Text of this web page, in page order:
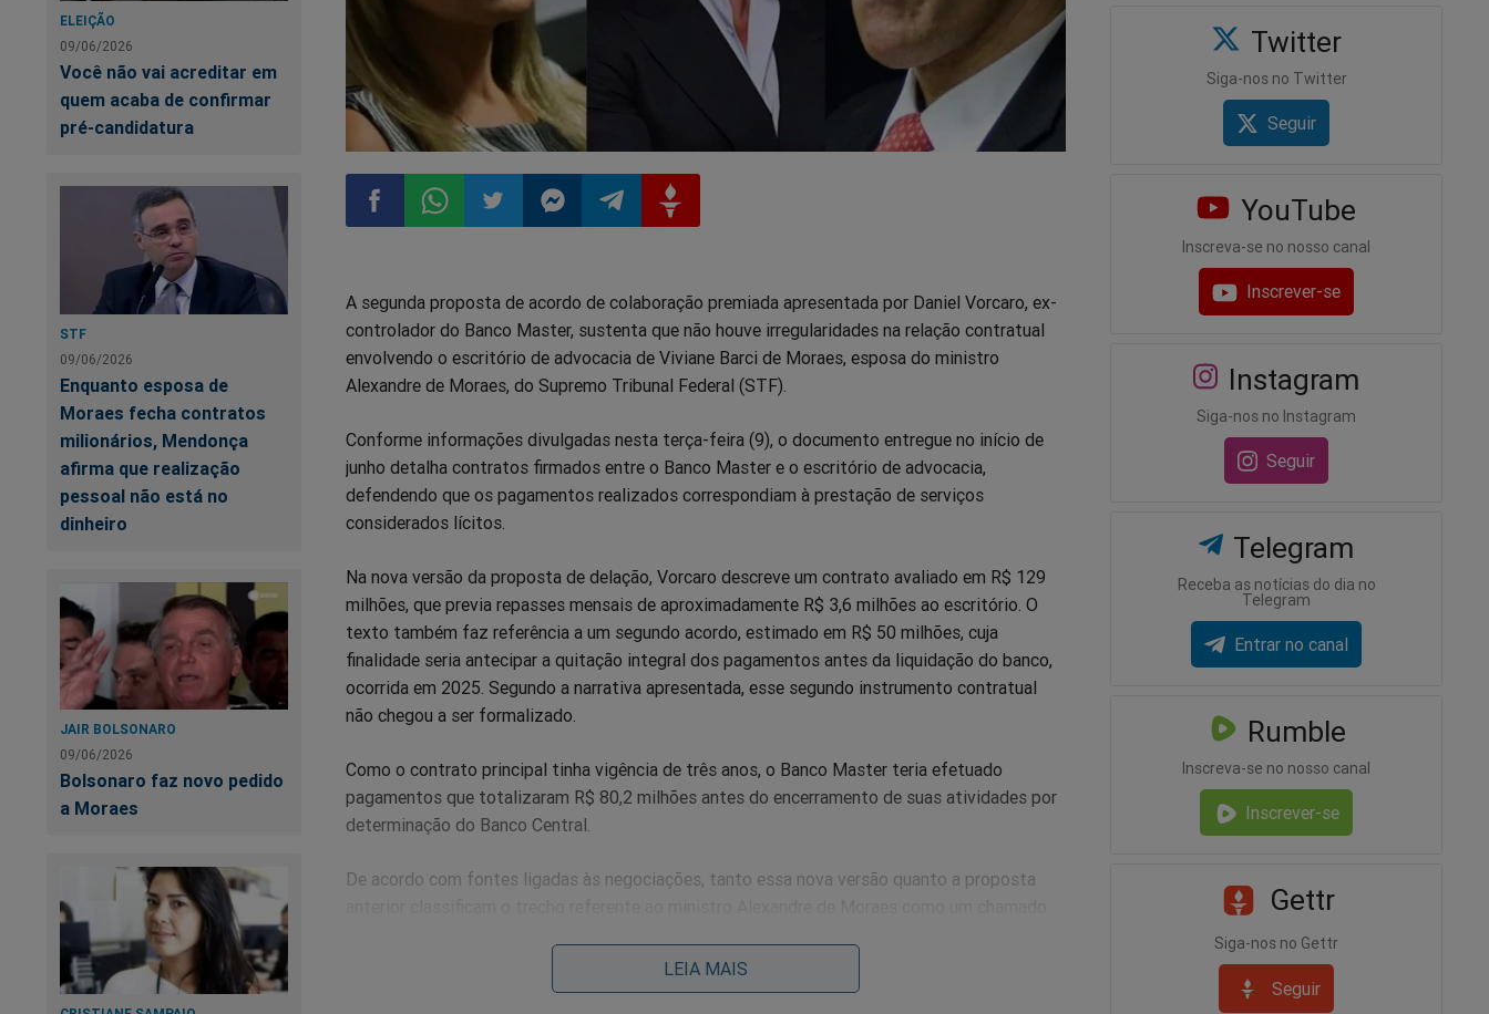
ELEIÇÃO
09/06/2026
Você não vai acreditar em
quem acaba de confirmar
pré-candidatura
STF
09/06/2026
Enquanto esposa de
Moraes fecha contratos
milionários, Mendonça
afirma que realização
pessoal não está no
dinheiro
JAIR BOLSONARO
09/06/2026
Bolsonaro faz novo pedido
a Moraes
no
Facebook
no
Whatsapp
no
Twitter
no
Messenger
no
Telegram
no
Gettr
A segunda proposta de acordo de colaboração premiada apresentada por Daniel Vorcaro, ex-
controlador do Banco Master, sustenta que não houve irregularidades na relação contratual
envolvendo o escritório de advocacia de Viviane Barci de Moraes, esposa do ministro
Alexandre de Moraes, do Supremo Tribunal Federal (STF).
Conforme informações divulgadas nesta terça-feira (9), o documento entregue no início de
junho detalha contratos firmados entre o Banco Master e o escritório de advocacia,
defendendo que os pagamentos realizados correspondiam à prestação de serviços
considerados lícitos.
Na nova versão da proposta de delação, Vorcaro descreve um contrato avaliado em R$ 129
milhões, que previa repasses mensais de aproximadamente R$ 3,6 milhões ao escritório. O
texto também faz referência a um segundo acordo, estimado em R$ 50 milhões, cuja
finalidade seria antecipar a quitação integral dos pagamentos antes da liquidação do banco,
ocorrida em 2025. Segundo a narrativa apresentada, esse segundo instrumento contratual
não chegou a ser formalizado.
Como o contrato principal tinha vigência de três anos, o Banco Master teria efetuado
pagamentos que totalizaram R$ 80,2 milhões antes do encerramento de suas atividades por
determinação do Banco Central.
De acordo com fontes ligadas às negociações, tanto essa nova versão quanto a proposta
sua avaliação, não existiram condutas ilícitas ou favorecimentos indevidos por parte do
LEIA MAIS
Twitter
Siga-nos no Twitter
Seguir
YouTube
Inscreva-se no nosso canal
Inscrever-se
Instagram
Siga-nos no Instagram
Seguir
Telegram
Receba as notícias do dia no
Telegram
Entrar no canal
Rumble
Inscreva-se no nosso canal
Inscrever-se
Gettr
Siga-nos no Gettr
Seguir